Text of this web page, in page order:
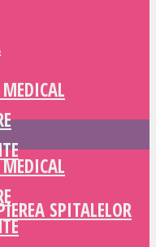
SPITALELOR